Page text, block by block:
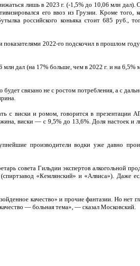
лишь в 2023 г. (-1,5% до 10,06 млн дал).
его ввоз из Грузии. Кроме того,
российского коньяка стоит 685 руб.,
2022-го подскочил в прошлом
дал (на 17% больше, чем в 2022 г. и на 6,5%
связано не с ростом потребления, а с
с виски и ромом, говорится в презентации
виски — с 9,5% до 13,6%. Доля настоек и
производители водки уже давно
совета Гильдии экспертов алкогольной
«Кемлянский» и «Алвиса»). Даже
качество» и прочие фантазии. Но нет
— больная тема», — сказал Московский.